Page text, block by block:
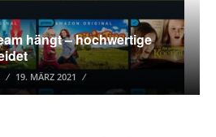
hängt – hochwertige
19. MÄRZ 2021